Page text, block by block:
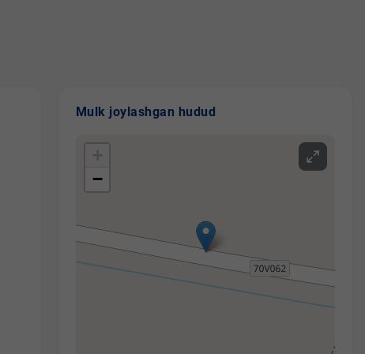
Mulk joylashgan hudud
−